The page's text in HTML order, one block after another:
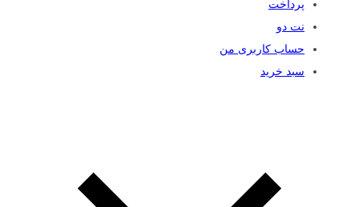
پرداخت
نت دو
حساب کاربری من
سبد خرید